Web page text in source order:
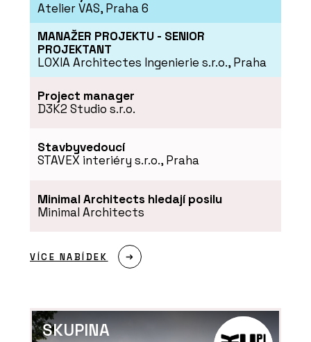
Akustické panely NOVATOP
ACOUSTIC
Nosné desky s hranoly
NOVATOP OPEN
Atelier VAS, Praha 6
MANAŽER PROJEKTU - SENIOR
PROJEKTANT
LOXIA Architectes Ingenierie s.r.o., Praha
Project manager
D3K2 Studio s.r.o.
Stavbyvedoucí
STAVEX interiéry s.r.o., Praha
Minimal Architects hledají posilu
Minimal Architects
VÍCE NABÍDEK
SKUPINA